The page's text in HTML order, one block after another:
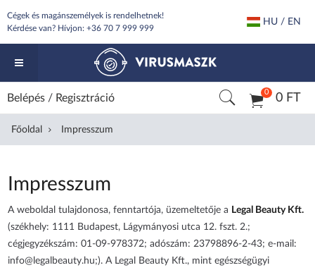
Cégek és magánszemélyek is rendelhetnek!
Kérdése van? Hívjon: +36 70 7 999 999
HU / EN
0 0 FT
Belépés / Regisztráció
Főoldal Impresszum
Impresszum
A weboldal tulajdonosa, fenntartója, üzemeltetője a Legal Beauty Kft.
(székhely: 1111 Budapest, Lágymányosi utca 12. fszt. 2.;
cégjegyzékszám: 01-09-978372; adószám: 23798896-2-43; e-mail:
info@legalbeauty.hu;). A Legal Beauty Kft., mint egészségügyi